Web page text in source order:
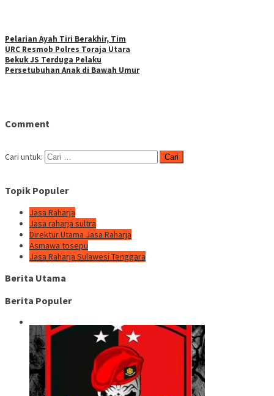
Pelarian Ayah Tiri Berakhir, Tim
URC Resmob Polres Toraja Utara
Bekuk JS Terduga Pelaku
Persetubuhan Anak di Bawah Umur
Comment
Cari untuk:
Topik Populer
Jasa Raharja
Jasa raharja sultra
Direktur Utama Jasa Raharja
Asmawa tosepu
Jasa Raharja Sulawesi Tenggara
Berita Utama
Berita Populer